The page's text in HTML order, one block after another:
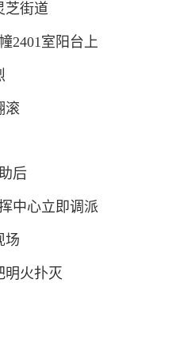
芝街道
2401室阳台上
滚
后
中心立即调派
场
明火扑灭